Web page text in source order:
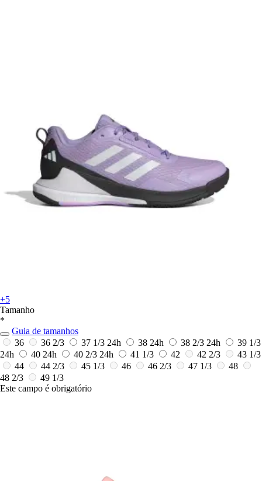
+5
Tamanho
*
Guia de tamanhos
36
36 2/3 37 1/3 24h 38 24h 38 2/3 24h
39 1/3
24h
40 24h 40 2/3 24h 41 1/3 42 42 2/3
43 1/3
44
44 2/3 45 1/3 46 46 2/3 47 1/3
48
48 2/3
49 1/3
Este campo é obrigatório